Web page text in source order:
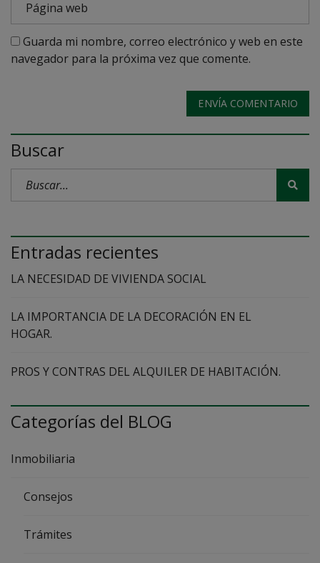
Guarda mi nombre, correo electrónico y web en este
navegador para la próxima vez que comente.
ENVÍA COMENTARIO
Buscar
Entradas recientes
LA NECESIDAD DE VIVIENDA SOCIAL
LA IMPORTANCIA DE LA DECORACIÓN EN EL
HOGAR.
PROS Y CONTRAS DEL ALQUILER DE HABITACIÓN.
Categorías del BLOG
Inmobiliaria
Consejos
Trámites